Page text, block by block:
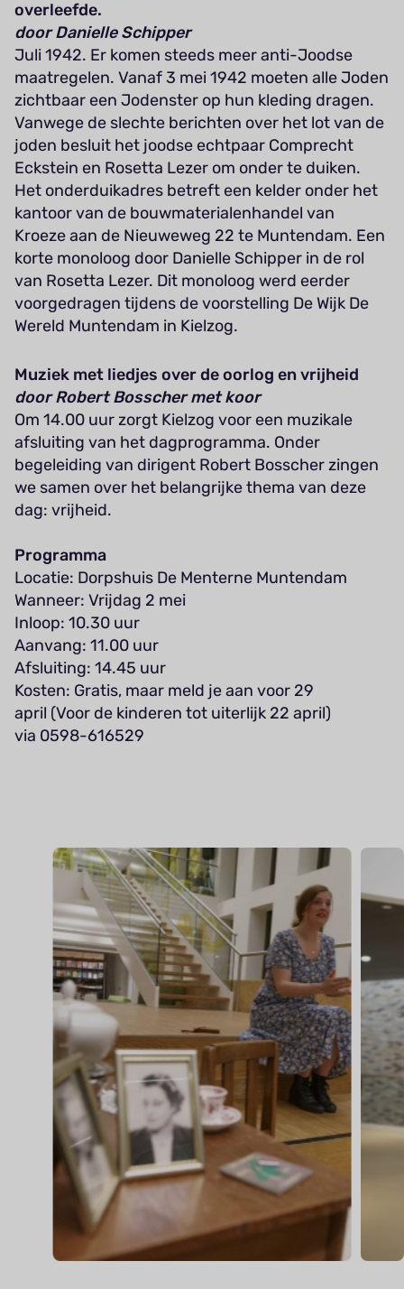
overleefde.
door Danielle Schipper
Juli 1942. Er komen steeds meer anti-Joodse
maatregelen. Vanaf 3 mei 1942 moeten alle Joden
zichtbaar een Jodenster op hun kleding dragen.
Vanwege de slechte berichten over het lot van de
joden besluit het joodse echtpaar Comprecht
Eckstein en Rosetta Lezer om onder te duiken.
Het onderduikadres betreft een kelder onder het
kantoor van de bouwmaterialenhandel van
Kroeze aan de Nieuweweg 22 te Muntendam. Een
korte monoloog door Danielle Schipper in de rol
van Rosetta Lezer. Dit monoloog werd eerder
voorgedragen tijdens de voorstelling De Wijk De
Wereld Muntendam in Kielzog.
Muziek met liedjes over de oorlog en vrijheid
door Robert Bosscher met koor
Om 14.00 uur zorgt Kielzog voor een muzikale
afsluiting van het dagprogramma. Onder
begeleiding van dirigent Robert Bosscher zingen
we samen over het belangrijke thema van deze
dag: vrijheid.
Programma
Locatie: Dorpshuis De Menterne Muntendam
Wanneer: Vrijdag 2 mei
Inloop: 10.30 uur
Aanvang: 11.00 uur
Afsluiting: 14.45 uur
Kosten: Gratis, maar meld je aan voor 29
april (Voor de kinderen tot uiterlijk 22 april)
via 0598-616529